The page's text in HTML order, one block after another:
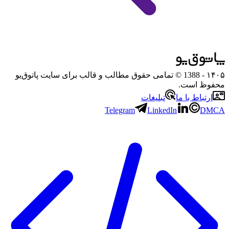
۱۴۰۵
- 1388 © تمامی حقوق مطالب و قالب برای سایت پاتوق‌یو
محفوظ است.
ارتباط با ما
تبلیغات
Telegram
LinkedIn DMCA